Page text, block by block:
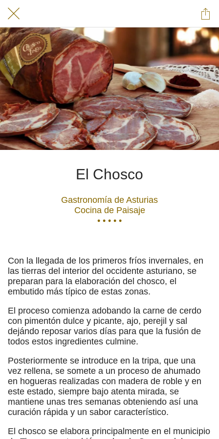
El Chosco
Gastronomía de Asturias
Cocina de Paisaje
• • • • •
Con la llegada de los primeros fríos invernales, en
las tierras del interior del occidente asturiano, se
preparan para la elaboración del chosco, el
embutido más típico de estas zonas.
El proceso comienza adobando la carne de cerdo
con pimentón dulce y picante, ajo, perejil y sal
dejándo reposar varios días para que la fusión de
todos estos ingredientes culmine.
Posteriormente se introduce en la tripa, que una
vez rellena, se somete a un proceso de ahumado
en hogueras realizadas con madera de roble y en
este estado, siempre bajo atenta mirada, se
mantiene unas tres semanas obteniendo así una
curación rápida y un sabor característico.
El chosco se elabora principalmente en el municipio